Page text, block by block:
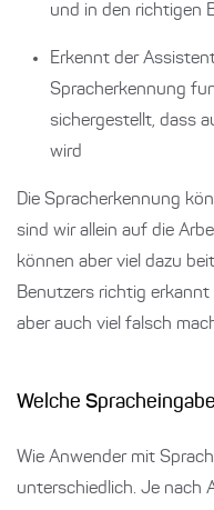
und in den richtigen
Erkennt der
Spracherkennung
sichergestellt, dass
wird
Die Spracherkennung
sind wir allein auf die
können aber viel dazu
Benutzers richtig
aber auch viel falsch
Welche
Wie Anwender mit
unterschiedlich. Je nach